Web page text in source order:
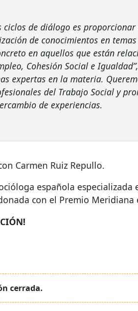
ciclos de diálogo es proporcionar
de conocimientos en
en aquellos que están
Cohesión Social e
expertas en la materia.
del Trabajo Social y
de experiencias.
Carmen Ruiz Repullo.
española especializada
con el Premio Meridiana
!
cerrada.